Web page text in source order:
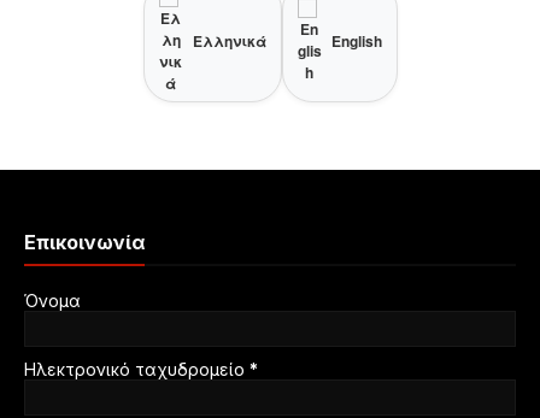
Ελληνικά English
Επικοινωνία
Όνομα
Ηλεκτρονικό ταχυδρομείο *